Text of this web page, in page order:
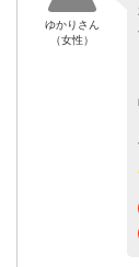
ゆかりさん
（女性）